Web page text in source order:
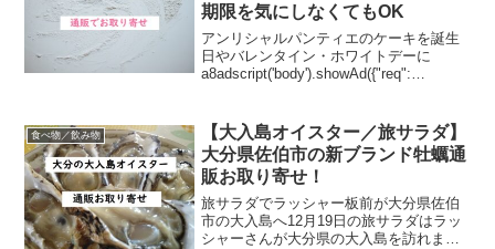
期限を気にしなくてもOK
アンリシャルパンティエのケーキを誕生
日やバレンタイン・ホワイトデーに
a8adscript('body').showAd({"req":
食べ物／飲み物
【大入島オイスター／旅サラダ】
大分県佐伯市の新ブランド牡蠣通
販お取り寄せ！
旅サラダでラッシャー板前が大分県佐伯
市の大入島へ12月19日の旅サラダはラッ
シャーさんが大分県の大入島を訪れま